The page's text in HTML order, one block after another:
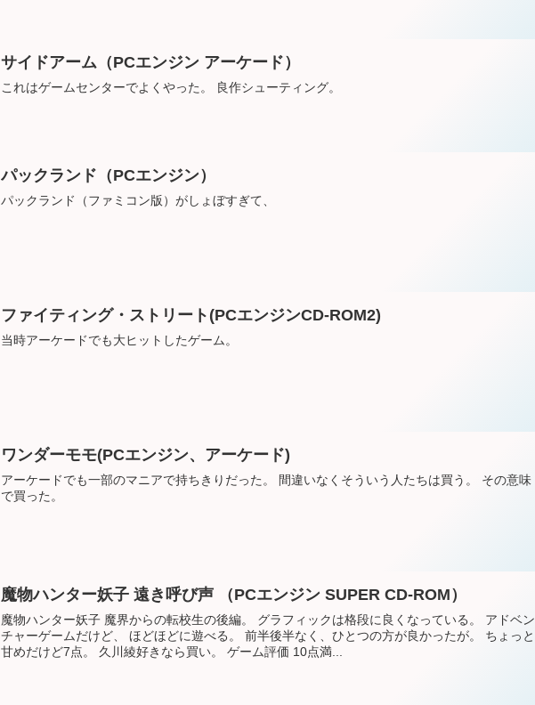
サイドアーム（PCエンジン アーケード）
これはゲームセンターでよくやった。 良作シューティング。
パックランド（PCエンジン）
パックランド（ファミコン版）がしょぼすぎて、
ファイティング・ストリート(PCエンジンCD-ROM2)
当時アーケードでも大ヒットしたゲーム。
ワンダーモモ(PCエンジン、アーケード)
アーケードでも一部のマニアで持ちきりだった。 間違いなくそういう人たちは買う。 その意味
で買った。
魔物ハンター妖子 遠き呼び声 （PCエンジン SUPER CD-ROM）
魔物ハンター妖子 魔界からの転校生の後編。 グラフィックは格段に良くなっている。 アドベン
チャーゲームだけど、 ほどほどに遊べる。 前半後半なく、ひとつの方が良かったが。 ちょっと
甘めだけど7点。 久川綾好きなら買い。 ゲーム評価 10点満...